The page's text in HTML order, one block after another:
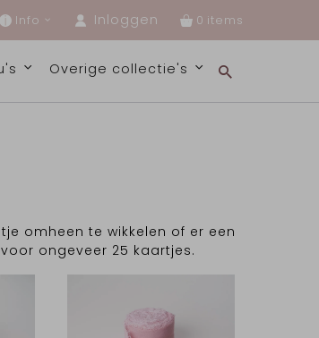
Info Inloggen 0
Overige collectie's
omheen te wikkelen of er een
ongeveer 25 kaartjes.